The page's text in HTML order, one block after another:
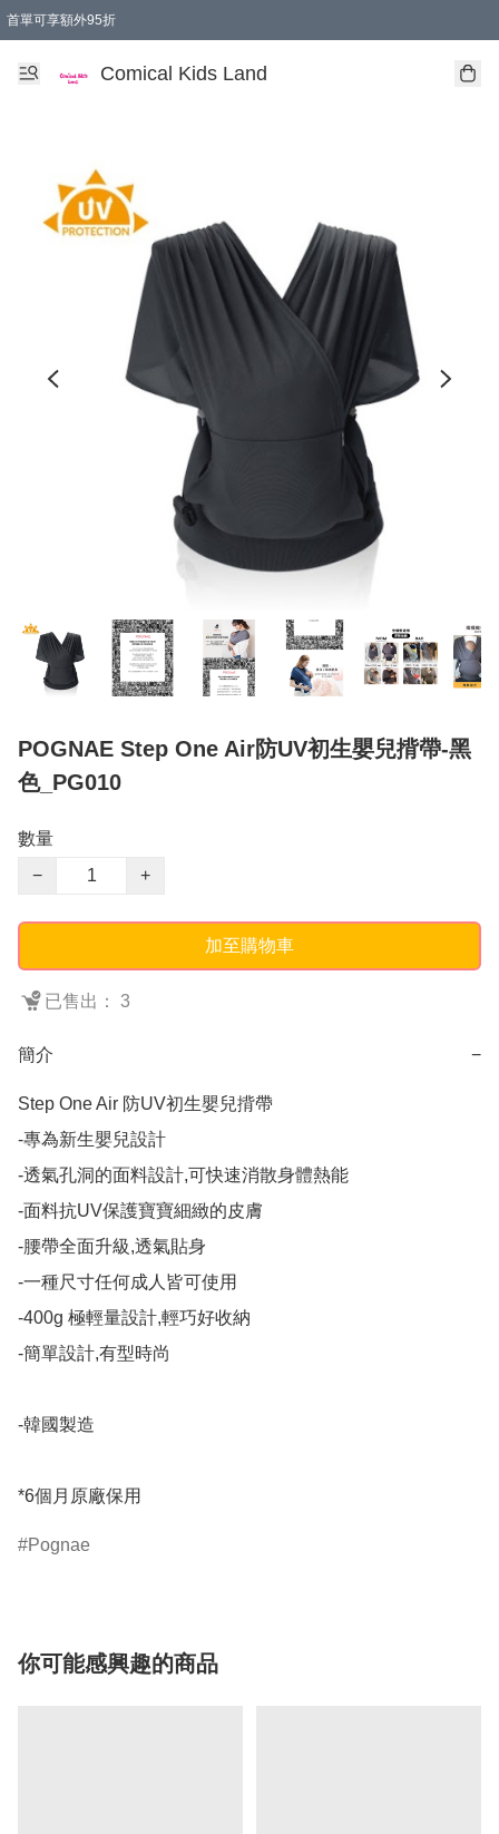
首單可享額外95折
Comical Kids Land
POGNAE Step One Air防UV初生嬰兒揹帶-黑
色_PG010
數量
−
+
加至購物車
已售出： 3
簡介 −
Step One Air 防UV初生嬰兒揹帶
-專為新生嬰兒設計
-透氣孔洞的面料設計,可快速消散身體熱能
-面料抗UV保護寶寶細緻的皮膚
-腰帶全面升級,透氣貼身
-一種尺寸任何成人皆可使用
-400g 極輕量設計,輕巧好收納
-簡單設計,有型時尚
-韓國製造
*6個月原廠保用
Pognae
你可能感興趣的商品